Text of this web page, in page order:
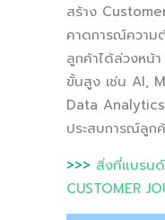
สร้าง
คาดการณ์ความ
ลูกค้าได้ล่วงหน้
ขั้นสูง เช่น AI,
Data
ประสบการณ์ลูก
>>> สิ่งที่แบรนด์
CUSTOMER